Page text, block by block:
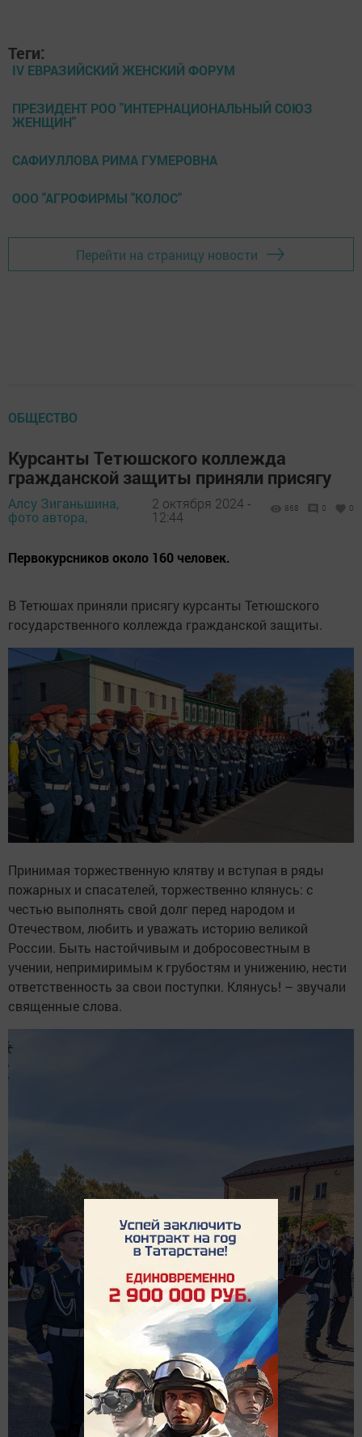
Теги:
IV ЕВРАЗИЙСКИЙ ЖЕНСКИЙ ФОРУМ
ПРЕЗИДЕНТ РОО "ИНТЕРНАЦИОНАЛЬНЫЙ СОЮЗ
ЖЕНЩИН"
САФИУЛЛОВА РИМА ГУМЕРОВНА
ООО "АГРОФИРМЫ "КОЛОС"
Перейти на страницу новости
ОБЩЕСТВО
Курсанты Тетюшского коллежда
гражданской защиты приняли присягу
Алсу Зиганьшина,
фото автора,
2 октября 2024 -
12:44
868 0 0
Первокурсников около 160 человек.
В Тетюшах приняли присягу курсанты Тетюшского
государственного коллежда гражданской защиты.
Принимая торжественную клятву и вступая в ряды
пожарных и спасателей, торжественно клянусь: с
честью выполнять свой долг перед народом и
Отечеством, любить и уважать историю великой
России. Быть настойчивым и добросовестным в
учении, непримиримым к грубостям и унижению, нести
ответственность за свои поступки. Клянусь! – ­звучали
священные слова.